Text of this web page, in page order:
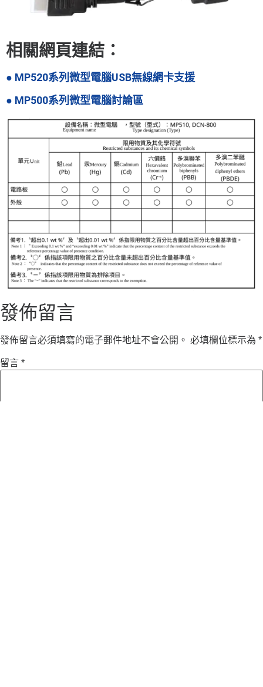
相關網頁連結：
● MP520系列微型電腦USB無線網卡支援
● MP500系列微型電腦討論區
發佈留言
發佈留言必須填寫的電子郵件地址不會公開。 必填欄位標示為 *
留言 *